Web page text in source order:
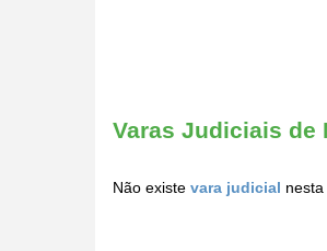
Varas Judiciais de
Não existe vara judicial